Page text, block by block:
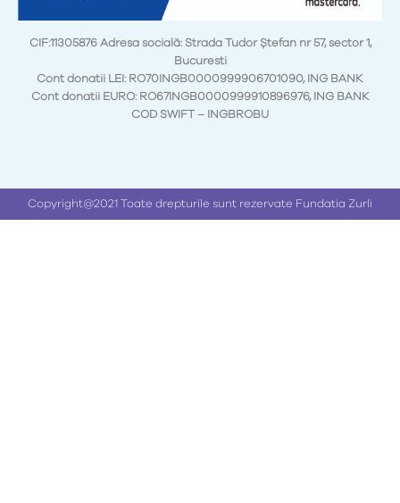
CIF:11305876 Adresa socială: Strada Tudor Ștefan nr 57, sector 1,
Bucuresti
Cont donatii LEI: RO70INGB0000999906701090, ING BANK
Cont donatii EURO: RO67INGB0000999910896976, ING BANK
COD SWIFT – INGBROBU
Copyright@2021 Toate drepturile sunt rezervate Fundatia Zurli